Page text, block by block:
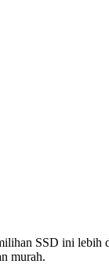
SSD ini lebih
murah.